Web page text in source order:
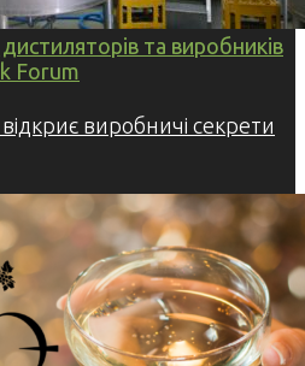
та виробників
Forum
виробничі секрети